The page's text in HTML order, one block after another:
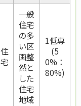
住
宅
一般
住宅
の多
い区
画整
然と
した
住宅
地域
1低専
(5
0%：
80%)